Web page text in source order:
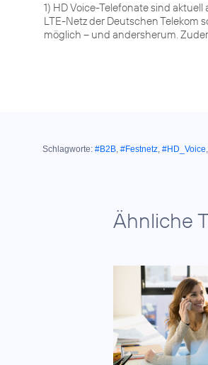
1) HD Voice-Telefonate sind
LTE-Netz der Deutschen Telekom
möglich – und andersherum.
Schlagworte: #B2B, #Festnetz, #HD_Voice,
Ähnliche